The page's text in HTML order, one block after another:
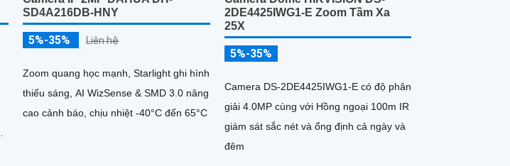
SD4A216DB-HNY
5%-35% Liên hệ
Zoom quang học mạnh, Starlight ghi hình
thiếu sáng, AI WizSense & SMD 3.0 nâng
cao cảnh báo, chịu nhiệt -40°C đến 65°C
2DE4425IWG1-E Zoom Tầm Xa
25X
5%-35%
Camera DS-2DE4425IWG1-E có độ phân
giải 4.0MP cùng với Hồng ngoại 100m IR
giám sát sắc nét và ổng định cả ngày và
đêm